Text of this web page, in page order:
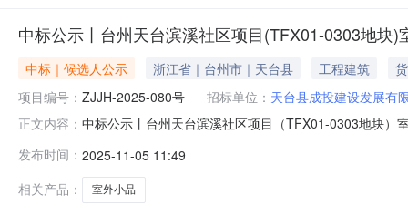
中标公示丨台州天台滨溪社区项目(TFX01-0303地块
中标｜候选人公示 浙江省｜台州市｜天台县 工程建筑
项目编号： ZJJH-2025-080号 招标单位： 天台县成投建设发展有
正文内容： 中标公示丨台州天台滨溪社区项目（TFX01-0303地块）
发布时间： 2025-11-05 11:49
相关产品：
室外小品